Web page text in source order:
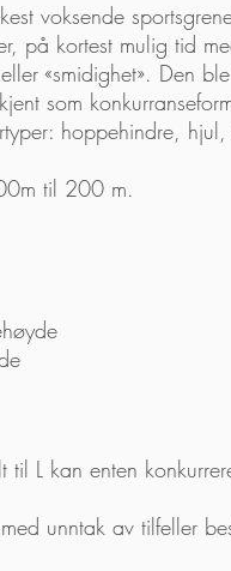
voksende
på kortest mulig tid
«smidighet». Den
som
hoppehindre,
til 200 m.
L kan enten
unntak av tilfeller